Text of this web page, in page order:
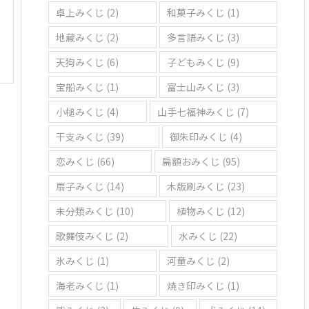
卓上みくじ (2) 和菓子みくじ (1)
地蔵みくじ (2) 多言語みくじ (3)
天狗みくじ (6) 子どもみくじ (9)
宝船みくじ (1) 富士山みくじ (3)
小槌みくじ (4) 山手七福神みくじ (7)
干支みくじ (39) 御朱印みくじ (4)
恋みくじ (66) 扁額おみくじ (95)
扇子みくじ (14) 木版刷みくじ (23)
未分類みくじ (10) 植物みくじ (12)
歌舞伎みくじ (2) 水みくじ (22)
氷みくじ (1) 河童みくじ (2)
海老みくじ (1) 焼き印みくじ (1)